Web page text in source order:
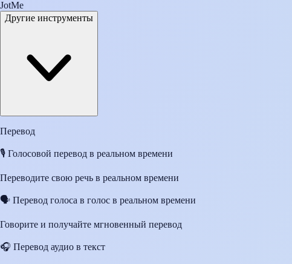
JotMe
Другие инструменты
Перевод
🎙️ Голосовой перевод в реальном времени
Переводите свою речь в реальном времени
🗣️ Перевод голоса в голос в реальном времени
Говорите и получайте мгновенный перевод
🎧 Перевод аудио в текст